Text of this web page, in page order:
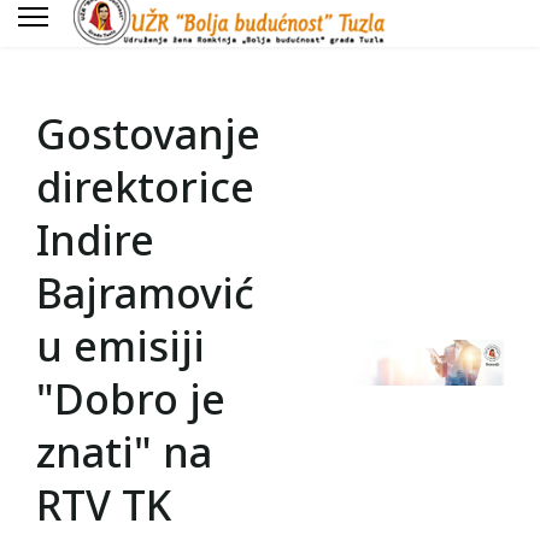
Gostovanje
direktorice
Indire
Bajramović
u emisiji
"Dobro je
znati" na
RTV TK